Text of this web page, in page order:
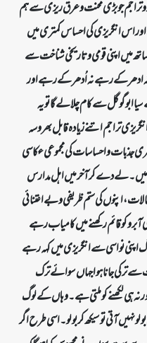
جو بڑی محنت و عرق ریزی سے ہم
اس انگریزی کی احساس کمتری میں
ساتھ میں اپنی قومی و تاریخی شناخت سے
نہ ادھر کے رہے نہ اُدھر کے رہے اور
ابو گوگل سے کام چلا لے گا تو یہ
تراجم اتنے زیادہ قابل بھروسہ
جذبات واحساسات کی مجموعی عکاسی
میں۔ لے دے کر آخر میں اہل مدارس
اپنوں کی ستم ظریفی و بے اعتنائی
آبرو کو قائم رکھنے میں کامیاب رہے
اپنی نواسی سے انگریزی میں کہہ رہے
سے ترکی جانا ہوا جہاں سوائے ترک
نہ ہی لکھنے کو ملتی ہے۔ وہاں کے لوگ
نہیں آتی تو سیکھ کر بولو۔ اسی طرح اگر